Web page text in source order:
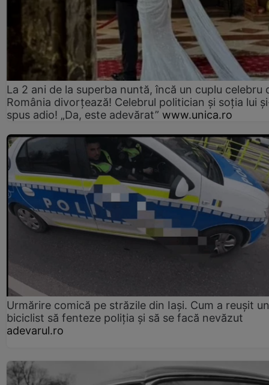
La 2 ani de la superba nuntă, încă un cuplu celebru
România divorțează! Celebrul politician și soția lui
spus adio! „Da, este adevărat” www.unica.ro
Urmărire comică pe străzile din Iași. Cum a reușit un
biciclist să fenteze poliția și să se facă nevăzut
adevarul.ro